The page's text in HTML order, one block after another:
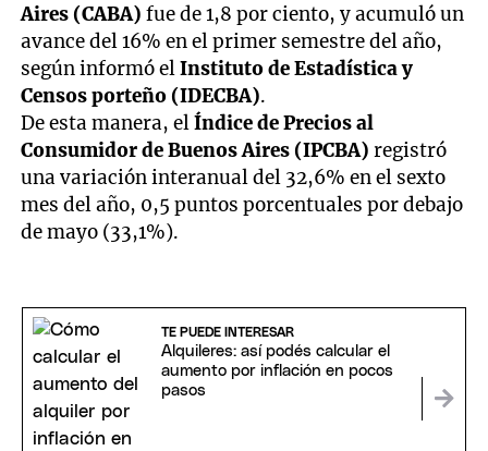
Aires (CABA) fue de 1,8 por ciento, y acumuló un
avance del 16% en el primer semestre del año,
según informó elInstituto de Estadística y
Censos porteño (IDECBA).
De esta manera, elÍndice de Precios al
Consumidor de Buenos Aires (IPCBA) registró
una variación interanual del 32,6% en el sexto
mes del año, 0,5 puntos porcentuales por debajo
de mayo (33,1%).
TE PUEDE INTERESAR
Alquileres: así podés calcular el
aumento por inflación en pocos
pasos